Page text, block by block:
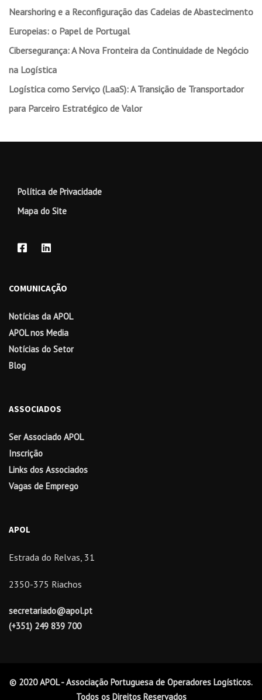
Nearshoring e a Reconfiguração das Cadeias de Abastecimento
Europeias: o Papel de Portugal
Cibersegurança: A Nova Fronteira da Continuidade de Negócio
na Logística
Logística como Serviço (LaaS): A Transição de Transportador
para Parceiro Estratégico de Valor
Política de Privacidade
Mapa do Site
COMUNICAÇÃO
Notícias da APOL
APOL nos Media
Notícias do Setor
Blog
ASSOCIADOS
Ser Associado APOL
Inscrição
Links dos Associados
Vagas de Emprego
APOL
Estrada do Relvas, 31
2350-375 Riachos
secretariado@apol.pt
(+351) 249 839 700
© 2020 APOL - Associação Portuguesa de Operadores Logísticos.
Todos os Direitos Reservados